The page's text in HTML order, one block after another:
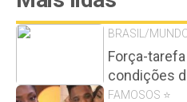
BRASIL/
Força-
condições
FAMOSOS ⭐️